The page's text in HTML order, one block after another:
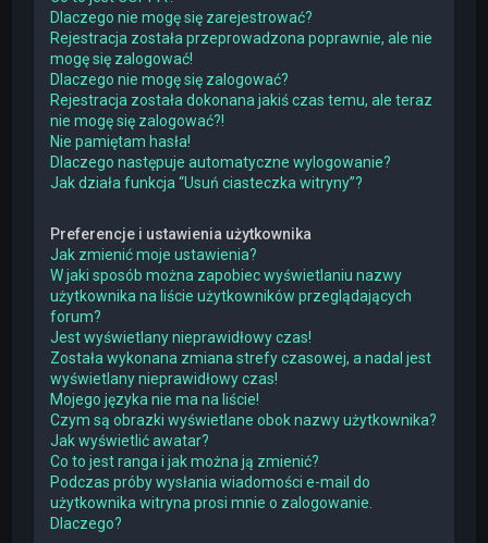
Dlaczego nie mogę się zarejestrować?
Rejestracja została przeprowadzona poprawnie, ale nie
mogę się zalogować!
Dlaczego nie mogę się zalogować?
Rejestracja została dokonana jakiś czas temu, ale teraz
nie mogę się zalogować?!
Nie pamiętam hasła!
Dlaczego następuje automatyczne wylogowanie?
Jak działa funkcja “Usuń ciasteczka witryny”?
Preferencje i ustawienia użytkownika
Jak zmienić moje ustawienia?
W jaki sposób można zapobiec wyświetlaniu nazwy
użytkownika na liście użytkowników przeglądających
forum?
Jest wyświetlany nieprawidłowy czas!
Została wykonana zmiana strefy czasowej, a nadal jest
wyświetlany nieprawidłowy czas!
Mojego języka nie ma na liście!
Czym są obrazki wyświetlane obok nazwy użytkownika?
Jak wyświetlić awatar?
Co to jest ranga i jak można ją zmienić?
Podczas próby wysłania wiadomości e-mail do
użytkownika witryna prosi mnie o zalogowanie.
Dlaczego?